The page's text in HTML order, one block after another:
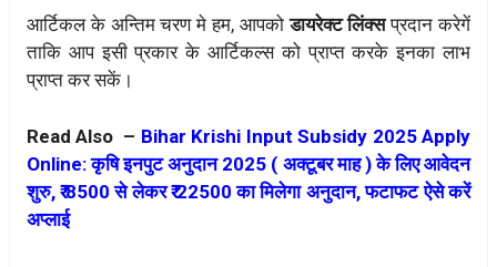
आर्टिकल के अन्तिम चरण मे हम, आपकोडायरेक्ट लिंक्सप्रदान करेगें
ताकि आप इसी प्रकार के आर्टिकल्स को प्राप्त करके इनका लाभ
प्राप्त कर सकें।
Read Also – Bihar Krishi Input Subsidy 2025 Apply
Online: कृषि इनपुट अनुदान 2025 ( अक्टूबर माह ) के लिए आवेदन
शुरु, ₹ 8500 से लेकर ₹ 22500 का मिलेगा अनुदान, फटाफट ऐसे करें
अप्लाई